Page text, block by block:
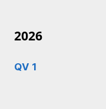
2026
QV 1